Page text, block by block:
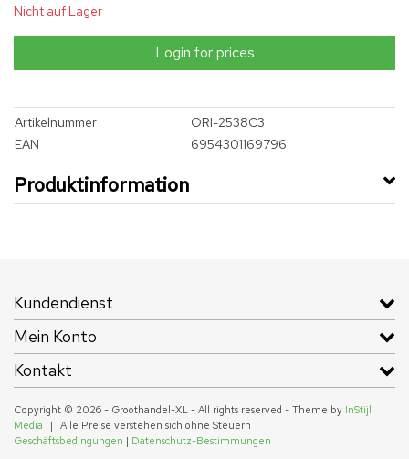
Nicht auf Lager
Login for prices
Artikelnummer
ORI-2538C3
EAN
6954301169796
Produktinformation
Kundendienst
Mein Konto
Kontakt
Copyright © 2026 - Groothandel-XL - All rights reserved - Theme by InStijl
Media
|
Alle Preise verstehen sich ohne Steuern
Geschäftsbedingungen | Datenschutz-Bestimmungen